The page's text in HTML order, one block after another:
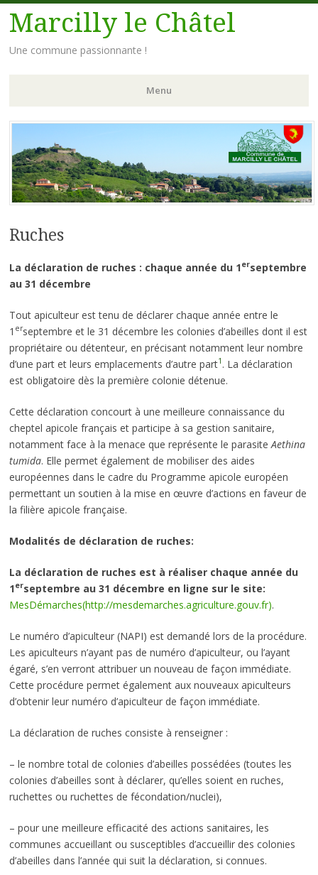
Marcilly le Châtel
Une commune passionnante !
Menu
Aller
contenu
principal
Ruches
La déclaration de ruches : chaque année du 1erseptembre
au 31 décembre
Tout apiculteur est tenu de déclarer chaque année entre le
1 erseptembre et le 31 décembre les colonies d’abeilles dont il est
propriétaire ou détenteur, en précisant notamment leur nombre
d’une part et leurs emplacements d’autre part1 . La déclaration
est obligatoire dès la première colonie détenue.
Cette déclaration concourt à une meilleure connaissance du
cheptel apicole français et participe à sa gestion sanitaire,
notamment face à la menace que représente le parasite Aethina
tumida. Elle permet également de mobiliser des aides
européennes dans le cadre du Programme apicole européen
permettant un soutien à la mise en œuvre d’actions en faveur de
la filière apicole française.
Modalités de déclaration de ruches:
La déclaration de ruches est à réaliser chaque année du
1erseptembre au 31 décembre en ligne sur le site:
MesDémarches(http://mesdemarches.agriculture.gouv.fr).
Le numéro d’apiculteur (NAPI) est demandé lors de la procédure.
Les apiculteurs n’ayant pas de numéro d’apiculteur, ou l’ayant
égaré, s’en verront attribuer un nouveau de façon immédiate.
Cette procédure permet également aux nouveaux apiculteurs
d’obtenir leur numéro d’apiculteur de façon immédiate.
La déclaration de ruches consiste à renseigner :
– le nombre total de colonies d’abeilles possédées (toutes les
colonies d’abeilles sont à déclarer, qu’elles soient en ruches,
ruchettes ou ruchettes de fécondation/nuclei),
– pour une meilleure efficacité des actions sanitaires, les
communes accueillant ou susceptibles d’accueillir des colonies
d’abeilles dans l’année qui suit la déclaration, si connues.